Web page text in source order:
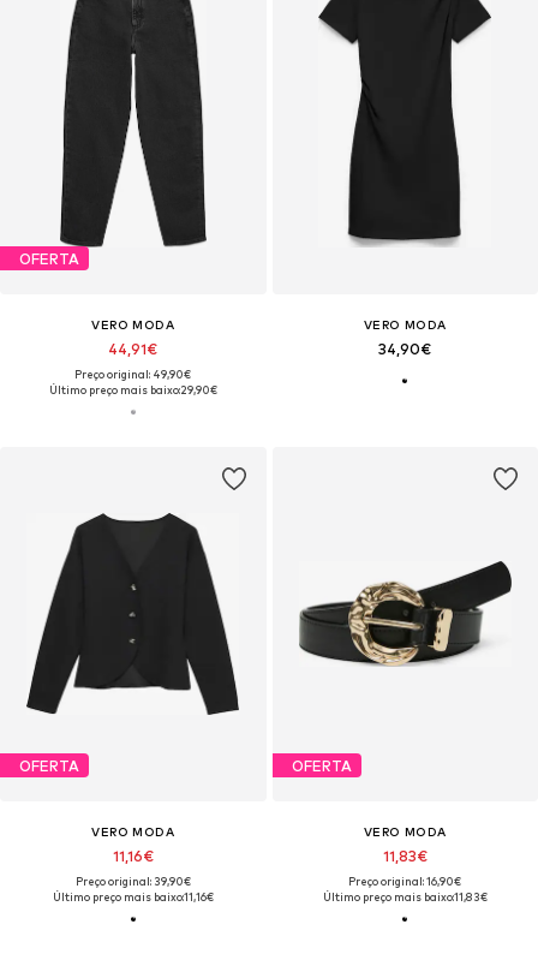
OFERTA
VERO MODA
44,91€
Preço original: 49,90€
Último preço mais baixo:29,90€
VERO MODA
34,90€
OFERTA
VERO MODA
11,16€
Preço original: 39,90€
Último preço mais baixo:11,16€
OFERTA
VERO MODA
11,83€
Preço original: 16,90€
Último preço mais baixo:11,83€